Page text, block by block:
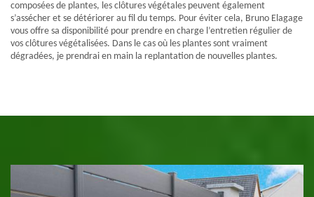
composées de plantes, les clôtures végétales peuvent également
s’assécher et se détériorer au fil du temps. Pour éviter cela, Bruno Elagage
vous offre sa disponibilité pour prendre en charge l’entretien régulier de
vos clôtures végétalisées. Dans le cas où les plantes sont vraiment
dégradées, je prendrai en main la replantation de nouvelles plantes.